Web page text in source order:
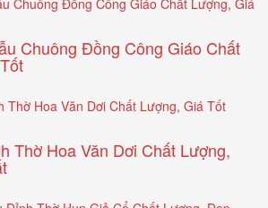
Chuông Đồng Công Giáo Chất
Thờ Hoa Văn Dơi Chất Lượng,